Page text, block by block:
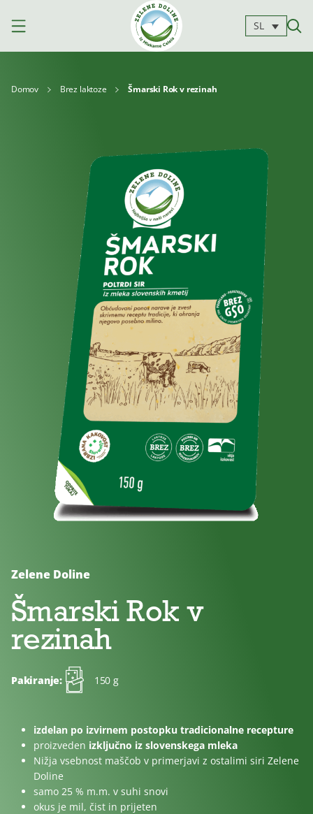
SL
Jogurti Siri
Kajmak
namazi
Za
kuhanje
laktoze
Brez
dodanega
sladkorjaotroke
Domov Brez laktoze Šmarski Rok v rezinah
Zelene Doline
Šmarski Rok v
rezinah
Pakiranje: 150 g
izdelan po izvirnem postopku tradicionalne recepture
proizveden izključno iz slovenskega mleka
Nižja vsebnost maščob v primerjavi z ostalimi siri Zelene
Doline
samo 25 % m.m. v suhi snovi
okus je mil, čist in prijeten